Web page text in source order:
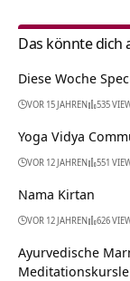
Das könnte dich
Diese Woche
VOR 15 JAHREN 535
Yoga Vidya
VOR 12 JAHREN 551
Nama Kirtan
VOR 12 JAHREN 626
Ayurvedische